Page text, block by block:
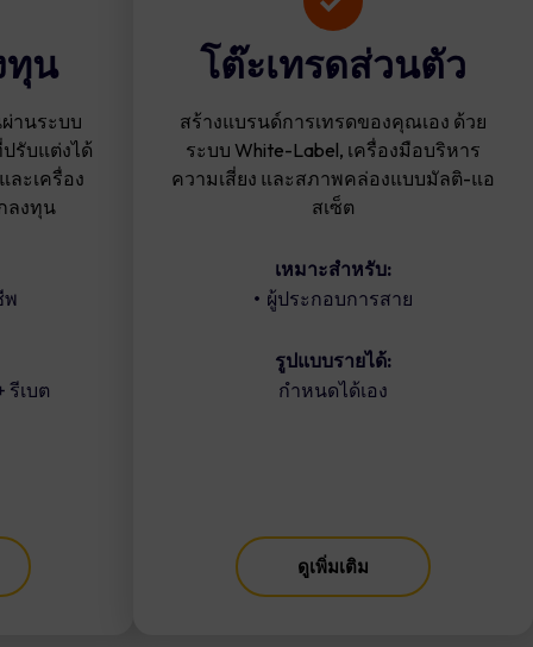
ทุน
านระบบ
รับแต่งได้
ละเครื่อง
ลงทุน
พ
รีเบต
โต๊ะเทรดส่วนตัว
สร้างแบรนด์การเทรดของคุณเอง ด้วย
ระบบ White-Label, เครื่องมือบริหาร
ความเสี่ยง และสภาพคล่องแบบมัลติ-แอ
สเซ็ต
เหมาะสำหรับ:
ผู้ประกอบการสาย
รูปแบบรายได้:
กำหนดได้เอง
ดูเพิ่มเติม